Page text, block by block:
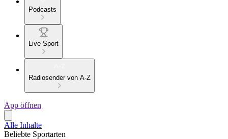
Podcasts
Live Sport
Radiosender von A-Z
App öffnen
Alle Inhalte
Beliebte Sportarten